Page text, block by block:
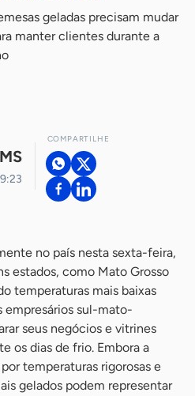
geladas precisam mudar
manter clientes durante a
COMPARTILHE
no país nesta sexta-feira,
estados, como Mato Grosso
temperaturas mais baixas
empresários sul-mato-
seus negócios e vitrines
os dias de frio. Embora a
temperaturas rigorosas e
gelados podem representar